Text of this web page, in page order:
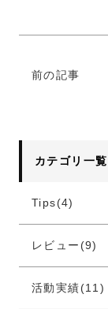
前の記事
カテゴリ一覧
Tips(4)
レビュー(9)
活動実績(11)